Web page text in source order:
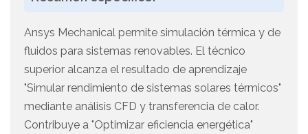
Ansys Mechanical permite simulación térmica y de
fluidos para sistemas renovables. El técnico
superior alcanza el resultado de aprendizaje
"Simular rendimiento de sistemas solares térmicos"
mediante análisis CFD y transferencia de calor.
Contribuye a "Optimizar eficiencia energética"